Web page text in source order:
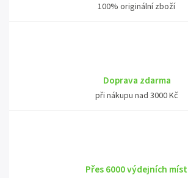
100% originální zboží
Doprava zdarma
při nákupu nad 3000 Kč
Přes 6000 výdejních míst